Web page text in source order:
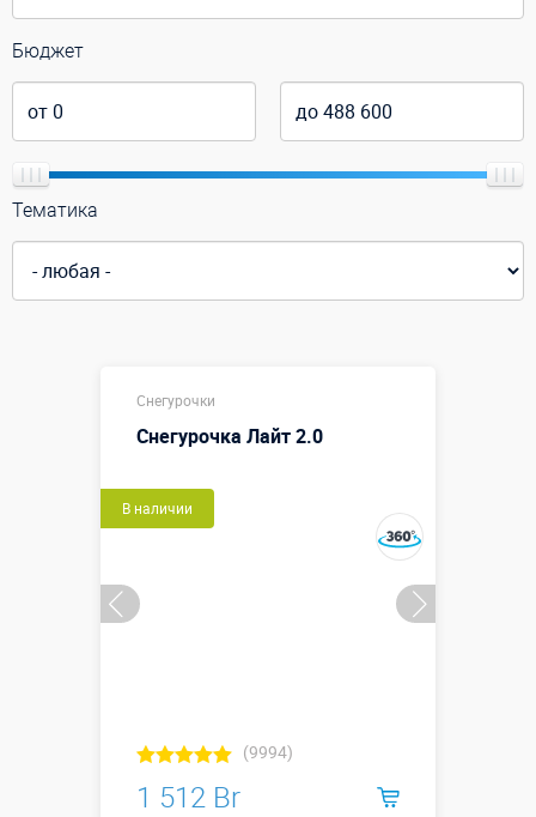
Бюджет
Тематика
Снегурочки
Снегурочка Лайт 2.0
В наличии
(9994)
1 512 Br